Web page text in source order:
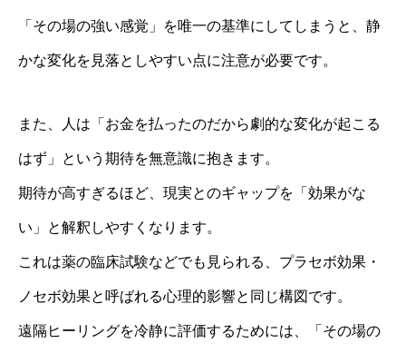
「その場の強い感覚」を唯一の基準にしてしまうと、静
かな変化を見落としやすい点に注意が必要です。
また、人は「お金を払ったのだから劇的な変化が起こる
はず」という期待を無意識に抱きます。
期待が高すぎるほど、現実とのギャップを「効果がな
い」と解釈しやすくなります。
これは薬の臨床試験などでも見られる、プラセボ効果・
ノセボ効果と呼ばれる心理的影響と同じ構図です。
遠隔ヒーリングを冷静に評価するためには、「その場の